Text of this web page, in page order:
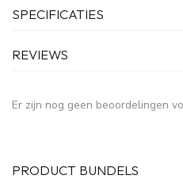
SPECIFICATIES
REVIEWS
Er zijn nog geen beoordelingen
PRODUCT BUNDELS